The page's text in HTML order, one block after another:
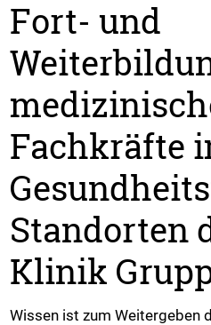
Fort- und
Fachkräfte
Standorten
Klinik
Wissen ist zum Weitergeben